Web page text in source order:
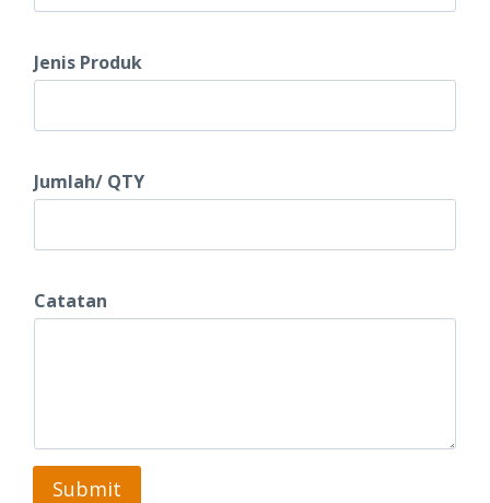
Jenis Produk
Jumlah/ QTY
o
Catatan
Submit